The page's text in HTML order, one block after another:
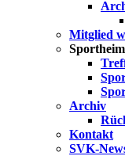
Mitglied
Sportheim
Archiv
Kontakt
SVK-